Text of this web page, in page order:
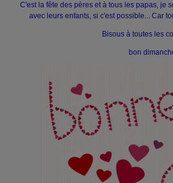
C'est la fête des pères et à tous les papas, je
avec leurs enfants, si c'est possible... Car
Bisous à toutes les
bon